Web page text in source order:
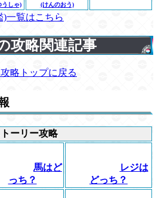
うしゃ)
(けんのおう)
)一覧はこちら
攻略関連記事
略トップに戻る
ーリー攻略
馬はど
っち？
レジは
どっち？